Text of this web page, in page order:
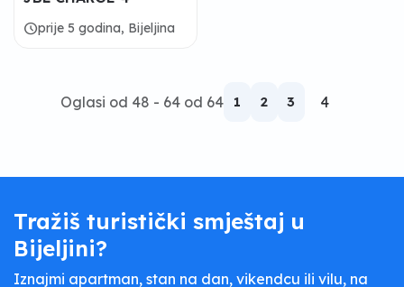
scheduleprije 5 godina, Bijeljina
Oglasi od 48 - 64 od 64 1 2 3 4
Tražiš turistički smještaj u
Bijeljini?
Iznajmi apartman, stan na dan, vikendcu ili vilu, na